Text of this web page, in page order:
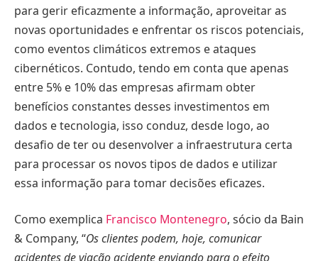
para gerir eficazmente a informação, aproveitar as
novas oportunidades e enfrentar os riscos potenciais,
como eventos climáticos extremos e ataques
cibernéticos. Contudo, tendo em conta que apenas
entre 5% e 10% das empresas afirmam obter
benefícios constantes desses investimentos em
dados e tecnologia, isso conduz, desde logo, ao
desafio de ter ou desenvolver a infraestrutura certa
para processar os novos tipos de dados e utilizar
essa informação para tomar decisões eficazes.
Como exemplica Francisco Montenegro, sócio da Bain
& Company, “Os clientes podem, hoje, comunicar
acidentes de viação acidente enviando para o efeito